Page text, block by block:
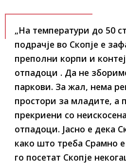
„На температури до 50
подрачје во Скопје е
преполни корпи и
отпадоци . Да не
паркови. За жал, нема
простори за младите, а
прекриени со
отпадоци. Јасно е дека
како што треба Срамно
го посетат Скопје